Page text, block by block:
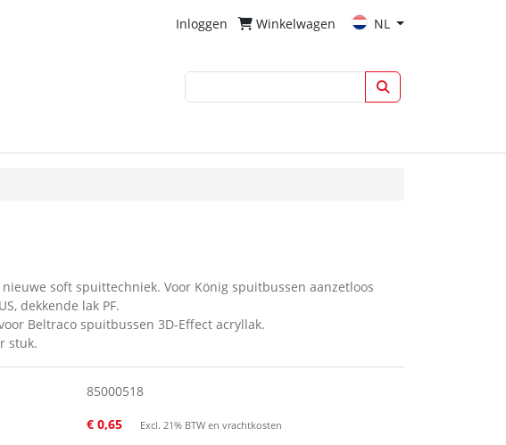
Inloggen Winkelwagen NL
soft spuittechniek. Voor König spuitbussen aanzetloos
dekkende lak PF.
Beltraco spuitbussen 3D-Effect acryllak.
stuk.
85000518
€ 0,65 Excl. 21% BTW en vrachtkosten